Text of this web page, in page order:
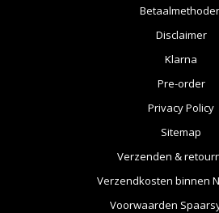
Disclaimer
Klarna
Pre-order
Privacy Policy
Sitemap
Verzenden &
Verzendkosten binnen
Voorwaarden